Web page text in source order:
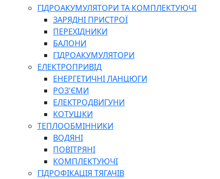
ГІДРОАКУМУЛЯТОРИ ТА КОМПЛЕКТУЮЧІ
ЗАРЯДНІ ПРИСТРОЇ
ПЕРЕХІДНИКИ
БАЛОНИ
ГІДРОАКУМУЛЯТОРИ
ЕЛЕКТРОПРИВІД
ЕНЕРГЕТИЧНІ ЛАНЦЮГИ
РОЗ'ЄМИ
ЕЛЕКТРОДВИГУНИ
КОТУШКИ
ТЕПЛООБМІННИКИ
ВОДЯНІ
ПОВІТРЯНІ
КОМПЛЕКТУЮЧІ
ГІДРОФІКАЦІЯ ТЯГАЧІВ